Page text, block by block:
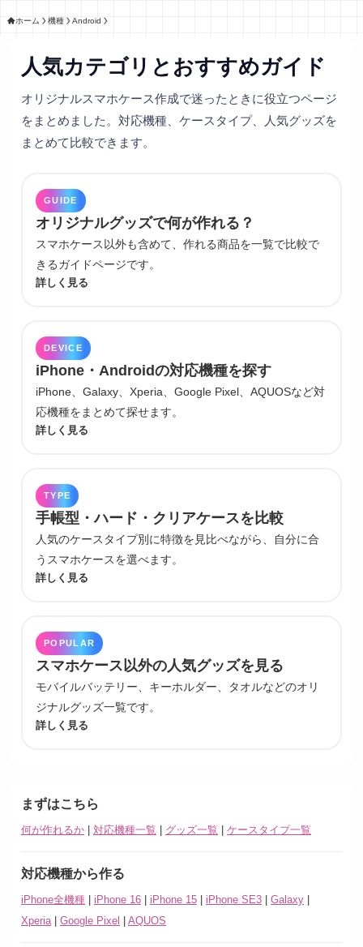
ホーム 機種 Android
人気カテゴリとおすすめガイド
オリジナルスマホケース作成で迷ったときに役立つページ
をまとめました。対応機種、ケースタイプ、人気グッズを
まとめて比較できます。
GUIDE
オリジナルグッズで何が作れる？
スマホケース以外も含めて、作れる商品を一覧で比較で
きるガイドページです。
詳しく見る
DEVICE
iPhone・Androidの対応機種を探す
iPhone、Galaxy、Xperia、Google Pixel、AQUOSなど対
応機種をまとめて探せます。
詳しく見る
TYPE
手帳型・ハード・クリアケースを比較
人気のケースタイプ別に特徴を見比べながら、自分に合
うスマホケースを選べます。
詳しく見る
POPULAR
スマホケース以外の人気グッズを見る
モバイルバッテリー、キーホルダー、タオルなどのオリ
ジナルグッズ一覧です。
詳しく見る
まずはこちら
何が作れるか | 対応機種一覧 | グッズ一覧 | ケースタイプ一覧
対応機種から作る
iPhone全機種 | iPhone 16 | iPhone 15 | iPhone SE3 | Galaxy |
Xperia | Google Pixel | AQUOS